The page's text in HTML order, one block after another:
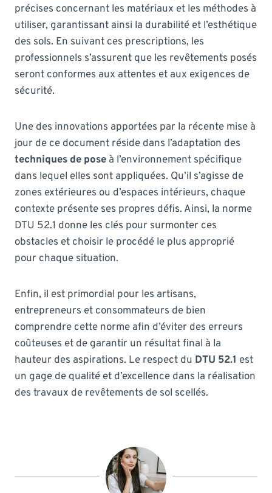
précises concernant les matériaux et les méthodes à
utiliser, garantissant ainsi la durabilité et l’esthétique
des sols. En suivant ces prescriptions, les
professionnels s’assurent que les revêtements posés
seront conformes aux attentes et aux exigences de
sécurité.
Une des innovations apportées par la récente mise à
jour de ce document réside dans l’adaptation des
techniques de pose à l’environnement spécifique
dans lequel elles sont appliquées. Qu’il s’agisse de
zones extérieures ou d’espaces intérieurs, chaque
contexte présente ses propres défis. Ainsi, la norme
DTU 52.1 donne les clés pour surmonter ces
obstacles et choisir le procédé le plus approprié
pour chaque situation.
Enfin, il est primordial pour les artisans,
entrepreneurs et consommateurs de bien
comprendre cette norme afin d’éviter des erreurs
coûteuses et de garantir un résultat final à la
hauteur des aspirations. Le respect du DTU 52.1 est
un gage de qualité et d’excellence dans la réalisation
des travaux de revêtements de sol scellés.